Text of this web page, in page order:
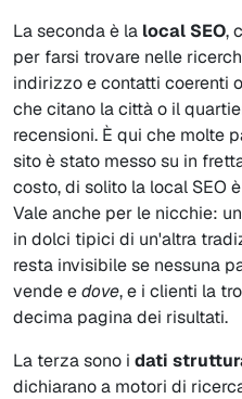
La seconda è la local SEO,
per farsi trovare nelle
indirizzo e contatti coerenti
che citano la città o il
recensioni. È qui che molte
sito è stato messo su in
costo, di solito la local SEO
Vale anche per le nicchie:
in dolci tipici di un'altra
resta invisibile se nessuna
vende edove, e i clienti la
decima pagina dei risultati.
La terza sono i dati
dichiarano a motori di